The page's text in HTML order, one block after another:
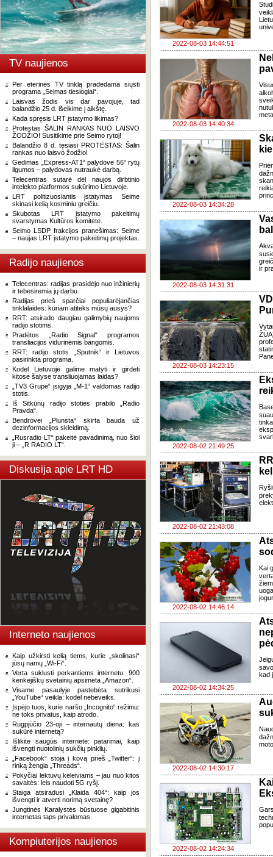
TV naujienos
Per eterinės TV tinklą pradedama siųsti
programa „Seimas tiesiogiai“.
Laisvas žodis vis dar pavojuje, tad
balandžio 25 d. išeikime į aikštę.
Kada spręsis LRT įstatymo likimas?
Protestas ŠALIN RANKAS NUO LAISVO
ŽODŽIO! Susitikime prie Seimo rytoj!
Balandžio 8 d. tęsiasi PROTESTAS: Šalin
rankas nuo laisvo žodžio!
Gedimas „Express-AT1“ palydove 56° rytų
ilgumos – palydovas nutraukė darbą.
Telecentras sutarė dėl naujos dirbtinio
intelekto platformos sukūrimo Lietuvoje.
LRT politizuosiantis įstatymas Seime
skinasi kelią kosminiu greičiu.
Skubotas LRT įstatymo pakeitimų
svarstymas Kultūros komitete.
Seimo LSDP frakcijos pranešimas: Seime
– naujas LRT įstatymo pakeitimų projektas.
Radijo naujienos
Telecentras: radijas prasidėjo nuo inžinierių
ir tebesiremia jų darbu.
Radijas prieš sparčiai populiarėjančias
tinklalaides: kuriam atiteks mūsų ausys?
RRT: atsirado daugiau galimybių naujoms
radijo stotims.
Pradėtos „Radio Signal“ programos
transliacijos vidurinėmis bangomis.
RRT: radijo stotis „Sputnik“ ir Lietuvos
pasirinkta programa.
Kodėl Lietuvoje galime matyti ir girdėti
kitose šalyse transliuojamas laidas?
„TV3 Grupė“ įsigyja „M-1“ valdomas radijo
stotis.
Iš Sitkūnų radijo stoties prabilo „Radio
Pravda“.
Bendrovei „Plunsta“ skirta bauda už
dezinformacijos skleidimą.
„Rusradio LT“ pakeitė pavadinimą, nuo šiol
ji – „R RADIO LT“.
Diskusija apie LRT HD
Interneto naujienos
Kaip užkirsti kelią tiems, kurie „skolinasi“
jūsų namų „Wi-Fi“.
Verta suklusti perkantiems internetu: 900
kenkėjiškų svetainių apsimeta „Amazon“.
Visame pasaulyje pastebėta sutrikusi
„YouTube“ veikla: kodėl nebeveiks.
Įspėjo tuos, kurie naršo „Incognito“ režimu:
ne toks privatus, kaip atrodo.
Rugpjūčio 23-oji – internautų diena: kas
sukūrė internetą?
Išlikite saugūs internete: patarimai, kaip
išvengti nuotolinių sukčių pinklių.
„Facebook“ stoja į kovą prieš „Twitter“: į
rinką žengia „Threads“.
Pokyčiai lėktuvų keleiviams – jau nuo kitos
savaitės: leis naudoti 5G ryšį.
Staiga atsiradusi „Klaida 404“: kaip jos
išvengti ir atverti norimą svetainę?
Jungtinės Karalystės būstuose gigabitinis
internetas taps privalomas.
Kompiuterijos naujienos
2022-08-03 14:44:51
2022-08-03 14:40:34
2022-08-03 14:34:28
2022-08-03 14:31:31
ir
2022-08-03 14:23:15
2022-08-02 21:49:25
2022-08-02 21:43:08
2022-08-02 14:46:14
Kai
2022-08-02 14:34:25
kad
2022-08-02 14:30:17
2022-08-02 14:24:34